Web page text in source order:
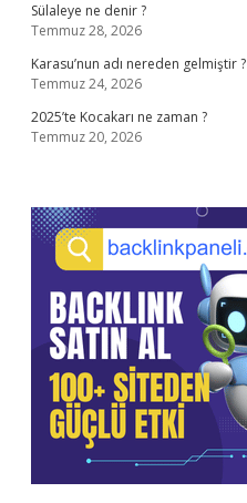
Sülaleye ne denir ?
Temmuz 28, 2026
Karasu’nun adı nereden gelmiştir ?
Temmuz 24, 2026
2025’te Kocakarı ne zaman ?
Temmuz 20, 2026